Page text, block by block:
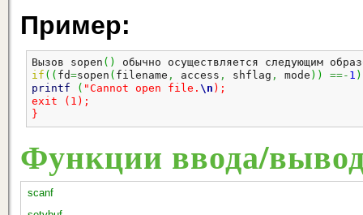
Пример:
Вызов sopen ( )
обычно осуществляется следующим
if ( ( fd=sopen ( filename , access , shflag , mode ) ) ==- 1 )
printf
( "Cannot open file. \n );
exit (1);
}
Функции ввода/
scanf